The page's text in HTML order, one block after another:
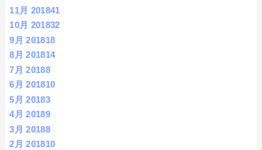
11月 201841
10月 201832
9月 201818
8月 201814
7月 20188
6月 201810
5月 20183
4月 20189
3月 20188
2月 201810